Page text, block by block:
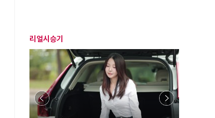
리얼시승기